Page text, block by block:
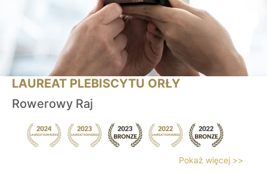
LAUREAT PLEBISCYTU ORŁY
Rowerowy Raj
Pokaż więcej >>